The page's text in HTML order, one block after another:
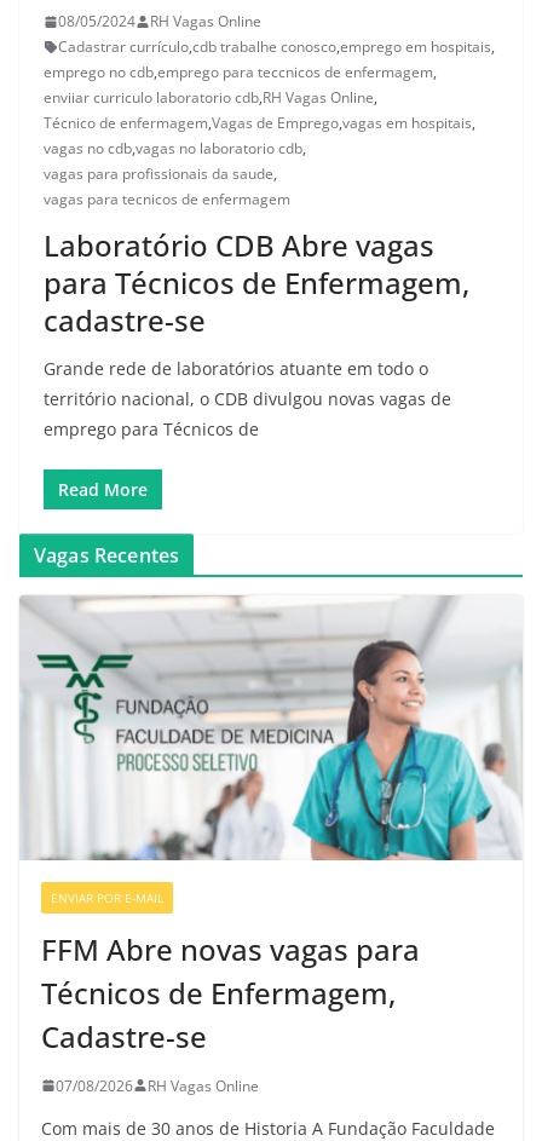
08/05/2024
RH Vagas Online
Cadastrar currículo,cdb trabalhe conosco,emprego em hospitais,
emprego no cdb,emprego para teccnicos de enfermagem,
enviiar curriculo laboratorio cdb,RH Vagas Online,
Técnico de enfermagem,Vagas de Emprego,vagas em hospitais,
vagas no cdb,vagas no laboratorio cdb,
vagas para profissionais da saude,
vagas para tecnicos de enfermagem
Laboratório CDB Abre vagas
para Técnicos de Enfermagem,
cadastre-se
Grande rede de laboratórios atuante em todo o
território nacional, o CDB divulgou novas vagas de
emprego para Técnicos de
Read More
Vagas Recentes
ENVIAR POR E-MAIL
FFM Abre novas vagas para
Técnicos de Enfermagem,
Cadastre-se
07/08/2026 RH Vagas Online
Com mais de 30 anos de Historia A Fundação Faculdade